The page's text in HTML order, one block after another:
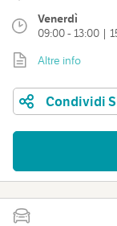
Venerdì
09:00 - 13:00 |
Altre info
Condividi